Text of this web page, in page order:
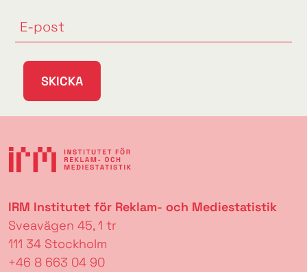
SKICKA
IRM Institutet för Reklam- och Mediestatistik
Sveavägen 45, 1 tr
111 34 Stockholm
+46 8 663 04 90